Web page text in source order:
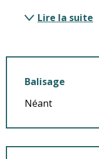
Lire la suite
Balisage
Néant